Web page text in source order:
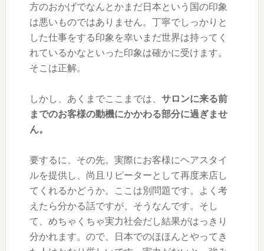
方のおかげでなんとかまだ日本という国の印象
は悪いものではありません。丁寧でしっかりと
した仕事をする印象を幸いまだ世界は持ってく
れているかなといった印象は確かに受けます。
そこは正解。
しかし、あくまでここまでは、 サロンに来る前
までのお客様の動機にかかわる部分に過ぎませ
ん。
要するに、その先。実際にお客様にヘアスタイ
ルを提供し、尚且リピーターとして再度来店し
てくれるかどうか。ここは別問題です。よく考
えたら分かる話ですが、そうなんです。そし
て、めちゃくちゃ実力社会だし結果がはっきり
分かれます。ので、日本でのほほんとやってき